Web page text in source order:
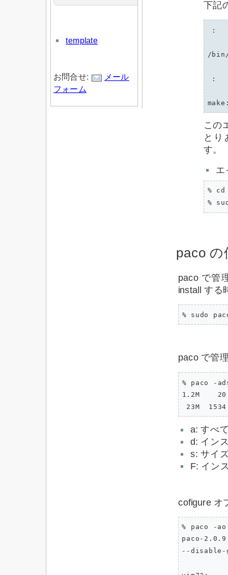
template
お問合せ:
メール
フォーム
下記
:
/bin/
:
この
とり
す。
エ
%
paco の
paco で管
install する
paco で管
% paco -
1.2M
a: すべ
d: イン
s: サイ
F: イン
cofigure オ
% paco -ao
paco-
--disable-